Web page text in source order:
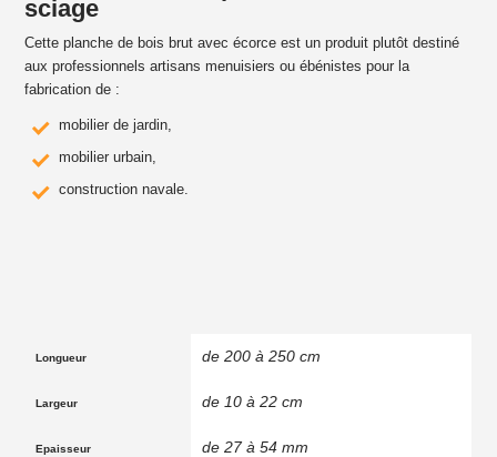
sciage
Cetteplanche de bois brut avec écorce est un produit plutôt destiné
aux professionnels artisans menuisiers ou ébénistes pour la
fabrication de :
mobilier de jardin,
mobilier urbain,
construction navale.
Longueur de 200 à 250 cm
Largeur de 10 à 22 cm
Epaisseur de 27 à 54 mm